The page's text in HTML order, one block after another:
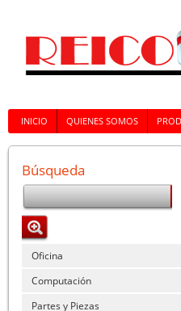
INICIO QUIENES SOMOS
Búsqueda
Oficina
Computación
Partes y Piezas